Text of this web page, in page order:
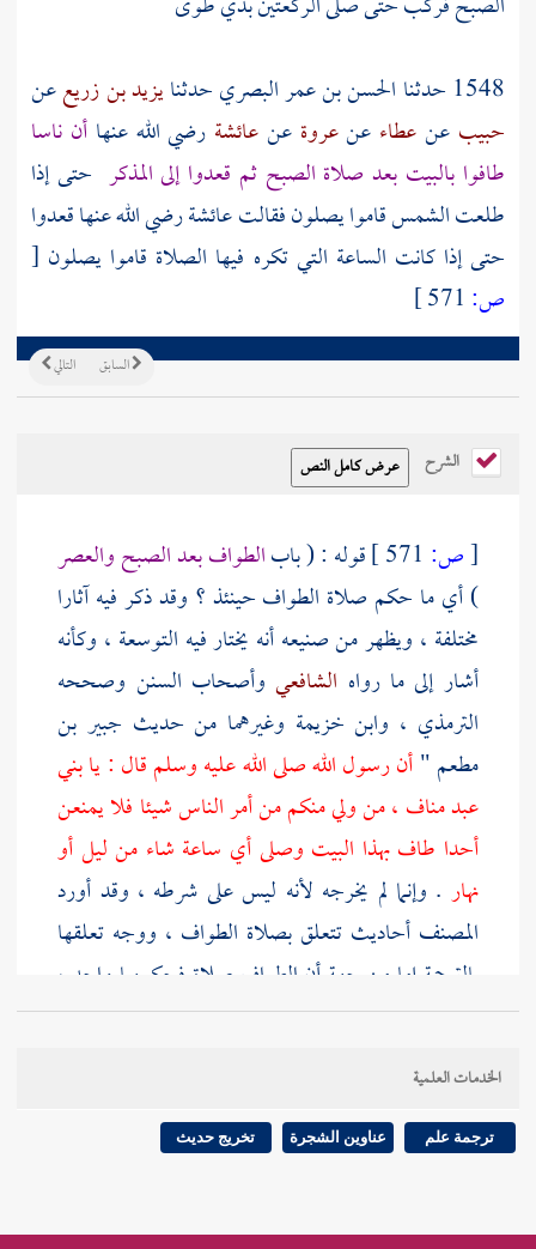
1548 حدثنا
الحسن بن عمر البصريحدثنايزيد بن زريععن
حبيب عنعطاء عنعروةعنعائشة رضي الله عنها أن ناسا
طافوابالبيت بعد صلاة الصبح ثم قعدوا إلى المذكر حتى إذا
طلعت الشمس قاموا يصلون فقالتعائشةرضي الله عنها قعدوا
حتى إذا كانت الساعة التي تكره فيها الصلاة قاموا يصلون [
ص:
التالي السابق
الشرح
[ص: قوله : ( بابالطواف بعد الصبح والعصر
) أي ما حكم صلاة الطواف حينئذ ؟ وقد ذكر فيه آثارا
مختلفة ، ويظهر من صنيعه أنه يختار فيه التوسعة ، وكأنه
أشار إلى ما رواه الشافعي وأصحاب السنن وصححه
الترمذي ، وابن خزيمة وغيرهما من حديث جبير بن
مطعم"أن رسول الله صلى الله عليه وسلم قال : يابني
عبد مناف ، من ولي منكم من أمر الناس شيئا فلا يمنعن
أحدا طاف بهذا البيت وصلى أي ساعة شاء من ليل أو
نهار . وإنما لم يخرجه لأنه ليس على شرطه ، وقد أورد
المصنف أحاديث تتعلق بصلاة الطواف ، ووجه تعلقها
بالترجمة إما من جهة أن الطواف صلاة فحكمهما واحد ،
أو من جهة أن الطواف مستلزم للصلاة التي تشرع بعده
وهو أظهر ، وأشار به إلى الخلاف المشهور في المسألة ، قال
ابن عبد البر
والصبح، قالوا فإن فعل فليؤخر الصلاة ، ولعل هذا عند
يكره وإنما تكره الصلاة ، قالابن المنذر: رخص في
الخدمات العلمية
ترجمة علم عناوين الشجرة تخريج حديث